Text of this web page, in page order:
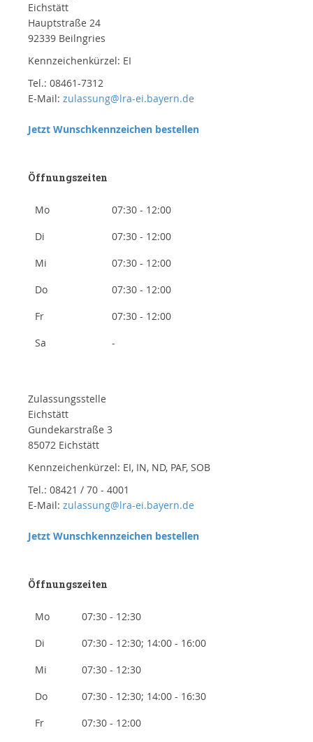
Eichstätt
Hauptstraße 24
92339 Beilngries
Kennzeichenkürzel: EI
Tel.: 08461-7312
E-Mail: zulassung@lra-ei.bayern.de
Jetzt Wunschkennzeichen bestellen
Öffnungszeiten
Mo
07:30 - 12:00
Di
07:30 - 12:00
Mi
07:30 - 12:00
Do
07:30 - 12:00
Fr
07:30 - 12:00
Sa
-
Zulassungsstelle
Eichstätt
Gundekarstraße 3
85072 Eichstätt
Kennzeichenkürzel: EI, IN, ND, PAF, SOB
Tel.: 08421 / 70 - 4001
E-Mail: zulassung@lra-ei.bayern.de
Jetzt Wunschkennzeichen bestellen
Öffnungszeiten
Mo
07:30 - 12:30
Di
07:30 - 12:30; 14:00 - 16:00
Mi
07:30 - 12:30
Do
07:30 - 12:30; 14:00 - 16:30
Fr
07:30 - 12:00